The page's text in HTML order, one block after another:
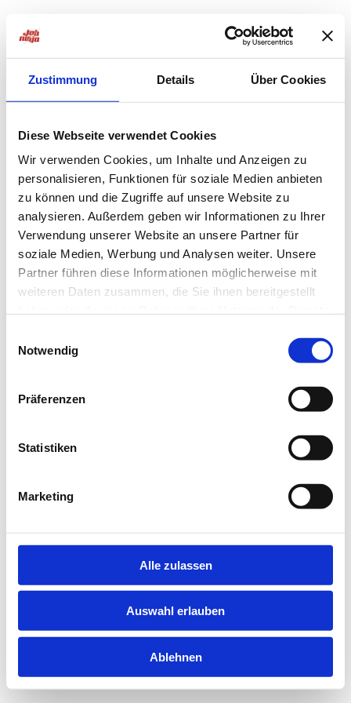
Zustimmung Details Über Cookies
Diese Webseite verwendet Cookies
Wir verwenden Cookies, um Inhalte und Anzeigen zu
personalisieren, Funktionen für soziale Medien anbieten
zu können und die Zugriffe auf unsere Website zu
analysieren. Außerdem geben wir Informationen zu Ihrer
Verwendung unserer Website an unsere Partner für
soziale Medien, Werbung und Analysen weiter. Unsere
Partner führen diese Informationen möglicherweise mit
weiteren Daten zusammen, die Sie ihnen bereitgestellt
Notwendig
Präferenzen
Statistiken
Marketing
Alle zulassen
Auswahl erlauben
Ablehnen
loadingjobninja.com
for more